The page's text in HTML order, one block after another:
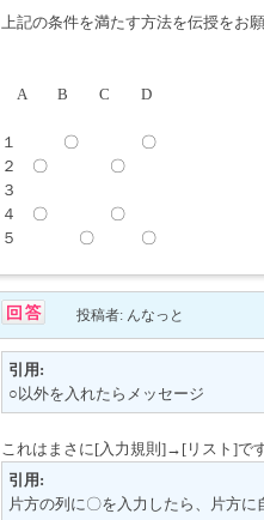
上記の条件を満たす方法を伝授をお
A B C D
１ 〇 〇
２ 〇 〇
３
４ 〇 〇
５ 〇 〇
投稿者: んなっと
引用:
○以外を入れたらメッセージ
これはまさに[入力規則]→[リスト]で
引用:
片方の列に〇を入力したら、片方に